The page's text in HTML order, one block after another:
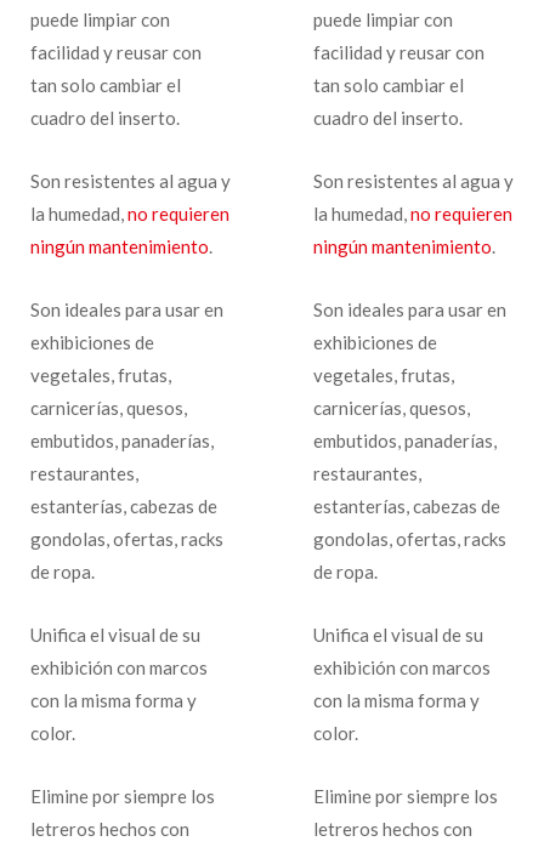
puede limpiar con
facilidad y reusar con
tan solo cambiar el
cuadro del inserto.
Son resistentes al agua y
la humedad,no requieren
ningún mantenimiento.
Son ideales para usar en
exhibiciones de
vegetales, frutas,
carnicerías, quesos,
embutidos, panaderías,
restaurantes,
estanterías, cabezas de
gondolas, ofertas, racks
de ropa.
Unifica el visual de su
exhibición con marcos
con la misma forma y
color.
Elimine por siempre los
letreros hechos con
puede limpiar con
facilidad y reusar con
tan solo cambiar el
cuadro del inserto.
Son resistentes al agua y
la humedad,no requieren
ningún mantenimiento.
Son ideales para usar en
exhibiciones de
vegetales, frutas,
carnicerías, quesos,
embutidos, panaderías,
restaurantes,
estanterías, cabezas de
gondolas, ofertas, racks
de ropa.
Unifica el visual de su
exhibición con marcos
con la misma forma y
color.
Elimine por siempre los
letreros hechos con